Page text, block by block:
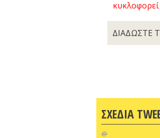
ΔΙΑΔΩΣΤΕ
ΣΧΕΔΙΑ
@